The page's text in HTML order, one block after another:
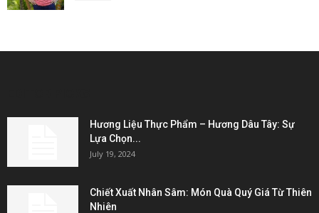
Hương Liệu Thực Phẩm – Hương Dâu Tây: Sự
Lựa Chọn...
July 19, 2024
Chiết Xuất Nhân Sâm: Món Quà Quý Giá Từ Thiên
Nhiên